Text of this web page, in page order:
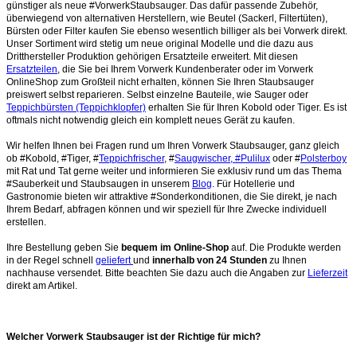
günstiger als neue #VorwerkStaubsauger. Das dafür passende Zubehör,
überwiegend von alternativen Herstellern, wie Beutel (Sackerl, Filtertüten),
Bürsten oder Filter kaufen Sie ebenso wesentlich billiger als bei Vorwerk direkt.
Unser Sortiment wird stetig um neue original Modelle und die dazu aus
Dritthersteller Produktion gehörigen Ersatzteile erweitert. Mit diesen
Ersatzteilen , die Sie bei Ihrem Vorwerk Kundenberater oder im Vorwerk
OnlineShop zum Großteil nicht erhalten, können Sie Ihren Staubsauger
preiswert selbst reparieren. Selbst einzelne Bauteile, wie Sauger oder
Teppichbürsten (Teppichklopfer) erhalten Sie für Ihren Kobold oder Tiger. Es ist
oftmals nicht notwendig gleich ein komplett neues Gerät zu kaufen.
Wir helfen Ihnen bei Fragen rund um Ihren Vorwerk Staubsauger, ganz gleich
ob #Kobold, #Tiger, #Teppichfrischer, #Saugwischer, #Pulilux oder #Polsterboy
mit Rat und Tat gerne weiter und informieren Sie exklusiv rund um das Thema
#Sauberkeit und Staubsaugen in unserem Blog . Für Hotellerie und
Gastronomie bieten wir attraktive #Sonderkonditionen, die Sie direkt, je nach
Ihrem Bedarf, abfragen können und wir speziell für Ihre Zwecke individuell
erstellen.
Ihre Bestellung geben Sie bequem im Online-Shop auf. Die Produkte werden
in der Regel schnell geliefertund innerhalb von 24 Stunden zu Ihnen
nachhause versendet. Bitte beachten Sie dazu auch die Angaben zur Lieferzeit
direkt am Artikel.
Welcher Vorwerk Staubsauger ist der Richtige für mich?